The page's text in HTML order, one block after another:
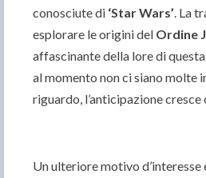
conosciute di ‘Star Wars’. La
esplorare le origini del Ordine
affascinante della lore di
al momento non ci siano molte
riguardo, l’anticipazione
Un ulteriore motivo